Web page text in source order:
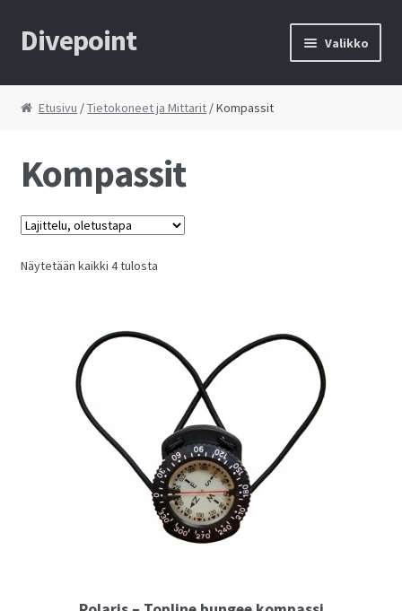
Siirry
navigointiin
Siirry
sisältöön
Divepoint Valikko
Etusivu
Toimitusehdot
Yhteystiedot
Kauppa
Ostoskori
Kassalle
Etusivu /Tietokoneet ja Mittarit / Kompassit
Kompassit
Näytetään kaikki 4 tulosta